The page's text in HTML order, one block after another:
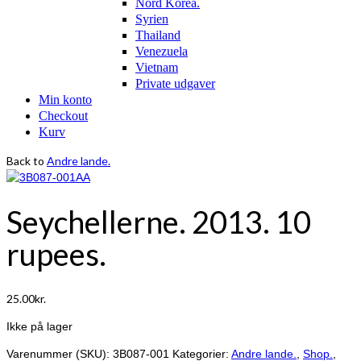
Nord Korea.
Syrien
Thailand
Venezuela
Vietnam
Private udgaver
Min konto
Checkout
Kurv
Back to Andre lande.
Seychellerne. 2013. 10
rupees.
25.00kr.
Ikke på lager
Varenummer (SKU): 3B087-001 Kategorier: Andre lande. Shop.